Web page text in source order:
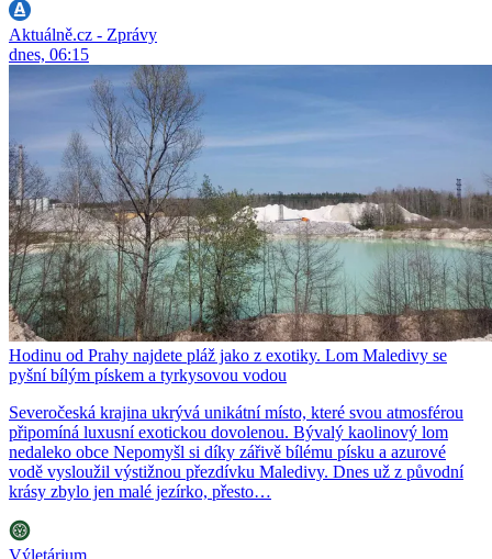
Aktuálně.cz - Zprávy
dnes, 06:15
Hodinu od Prahy najdete pláž jako z exotiky. Lom Maledivy se
pyšní bílým pískem a tyrkysovou vodou
Severočeská krajina ukrývá unikátní místo, které svou atmosférou
připomíná luxusní exotickou dovolenou. Bývalý kaolinový lom
nedaleko obce Nepomyšl si díky zářivě bílému písku a azurové
vodě vysloužil výstižnou přezdívku Maledivy. Dnes už z původní
krásy zbylo jen malé jezírko, přesto…
Výletárium